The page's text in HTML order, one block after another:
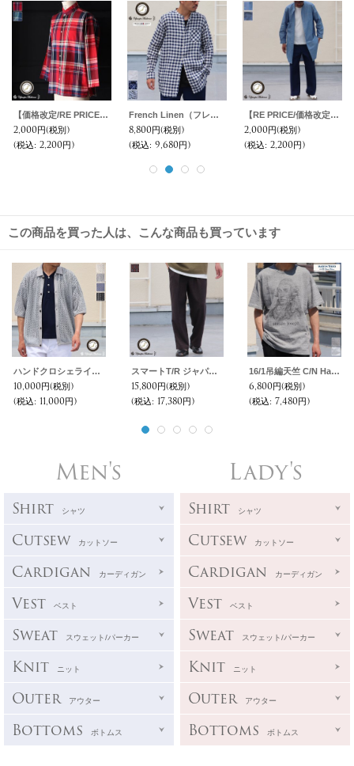
DEAD STOCK /US M-65 Camouflage Pattern Cargo Pants（ カモフラージュ柄カーゴパンツ）
7,800円(税別)
(税込: 8,580円)
スウェーデン軍60's ワークパンツ / デッドストック
6,800円(税別)
(税込: 7,480円)
スウェーデン軍60's シンチバックワークパンツ / デッドストック
8,800円(税別)
(税込: 9,680円)
この商品を買った人は、こんな商品も買っています
ハンドクロシェライク ラッセルレース ポロ ハーフスリーブ カーディガン 【MADE IN JAPAN】『日本製』【送料無料】/ Upscape Audience
10,000円(税別)
(税込: 11,000円)
スマートT/R ジャパニーズ トラディショナルパターン 2タック ワイド イージーパンツ【MADE IN JAPAN】『日本製』【送料無料】/ Upscape Audience
15,800円(税別)
(税込: 17,380円)
16/1吊編天竺 C/N Haydn Joseph プリント S/S Tee【MADE IN TOKYO】『東京製』/ Upscape Audience
6,800円(税別)
(税込: 7,480円)
Men's
Shirt シャツ
Cutsew カットソー
Cardigan カーディガン
Vest ベスト
Sweat スウェット/パーカー
Knit ニット
Outer アウター
Bottoms ボトムス
Lady's
Shirt シャツ
Cutsew カットソー
Cardigan カーディガン
Vest ベスト
Sweat スウェット/パーカー
Knit ニット
Outer アウター
Bottoms ボトムス